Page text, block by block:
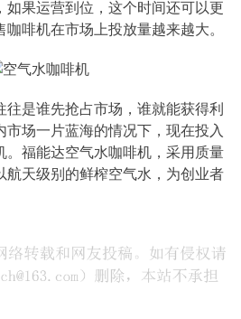
如果运营到位，这个时间还可以更
啡机在市场上投放量越来越大。
往是谁先抢占市场，谁就能获得利
市场一片蓝海的情况下，现在投入
。福能达空气水咖啡机，采用质量
航天级别的鲜榨空气水，为创业者